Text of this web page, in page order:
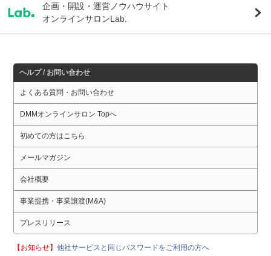
企画・開設・運営ノウハウサイト
オンラインサロンLab.
ヘルプ / お問い合わせ
よくある質問・お問い合わせ
DMMオンラインサロン Topへ
初めての方はこちら
メールマガジン
会社概要
事業提携・事業譲渡(M&A)
プレスリリース
【お知らせ】他社サービスと同じパスワードをご利用の方へ